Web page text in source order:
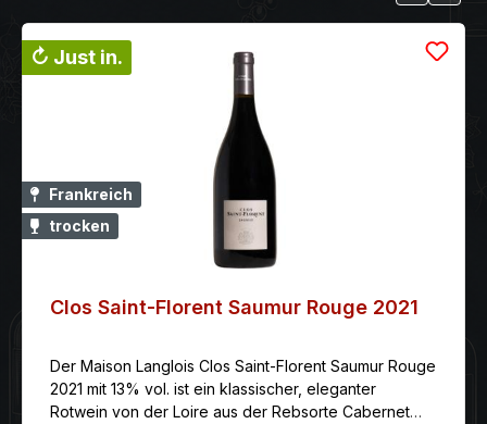
↻ Just in.
Frankreich
trocken
Clos Saint-Florent Saumur Rouge 2021
Der Maison Langlois Clos Saint-Florent Saumur Rouge
2021 mit 13% vol. ist ein klassischer, eleganter
Rotwein von der Loire aus der Rebsorte Cabernet